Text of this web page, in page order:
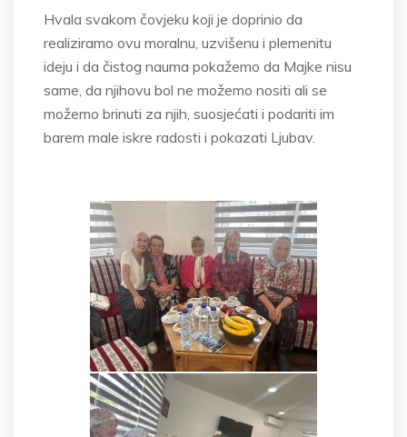
Hvala svakom čovjeku koji je doprinio da
realiziramo ovu moralnu, uzvišenu i plemenitu
ideju i da čistog nauma pokažemo da Majke nisu
same, da njihovu bol ne možemo nositi ali se
možemo brinuti za njih, suosjećati i podariti im
barem male iskre radosti i pokazati Ljubav.